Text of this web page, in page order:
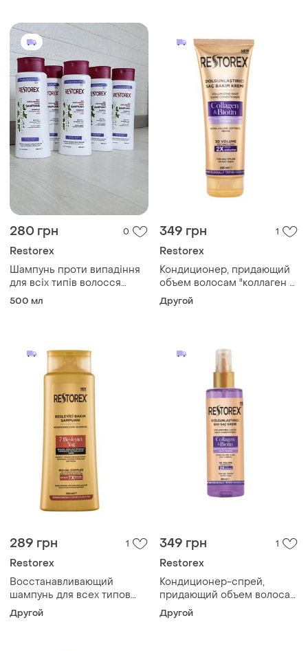
280 грн 0
Restorex
Шампунь проти випадіння
для всіх типів волосся
"speed&strong" restorex,
500 мл
349 грн 1
Restorex
Кондиционер, придающий
объем волосам "коллаген и
биотин" restorex, 250 мл
Другой
289 грн 1
Restorex
Восстанавливающий
шампунь для всех типов
волос "7 драгоценных
масел" restorex, 500 мл
Другой
349 грн 1
Restorex
Кондиционер-спрей,
придающий объем волосам
"коллаген и биотин"
restorex, 200 мл
Другой